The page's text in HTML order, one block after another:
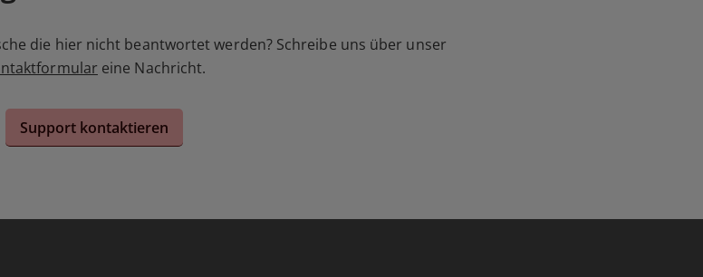
die hier nicht beantwortet werden? Schreibe uns über unser
eine Nachricht.
Support kontaktieren